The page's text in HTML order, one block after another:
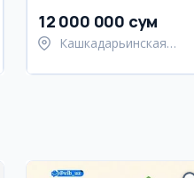
12 000 000 сум
Кашкадарьинская
Шахрисабзский район